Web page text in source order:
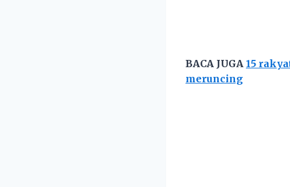
BACA JUGA 15
meruncing